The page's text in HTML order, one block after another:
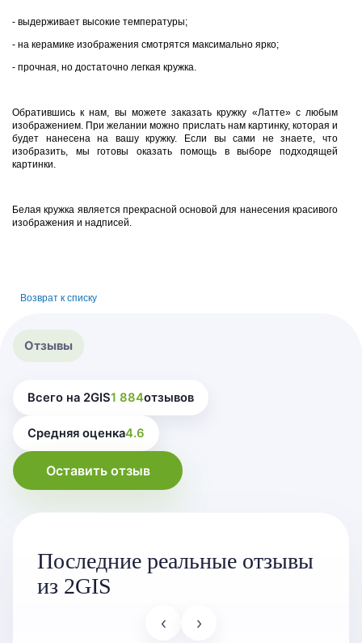
- выдерживает высокие температуры;
- на керамике изображения смотрятся максимально ярко;
- прочная, но достаточно легкая кружка.
Обратившись к нам, вы можете заказать кружку «Латте» с любым
изображением. При желании можно прислать нам картинку, которая и
будет нанесена на вашу кружку. Если вы сами не знаете, что
изобразить, мы готовы оказать помощь в выборе подходящей
картинки.
Белая кружка является прекрасной основой для нанесения красивого
изображения и надписей.
Возврат к списку
Отзывы
Всего на 2GIS1 884отзывов
Средняя оценка4.6
Оставить отзыв
Последние реальные отзывы
из 2GIS
‹ ›